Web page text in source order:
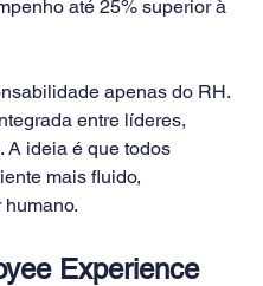
até 25% superior à
apenas do RH.
entre líderes,
A ideia é que todos
mais fluido,
Experience